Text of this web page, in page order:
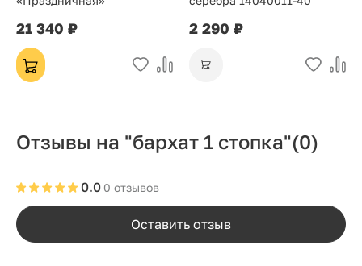
21 340 ₽ 2 290 ₽
Отзывы на "бархат 1 стопка"(0)
0 отзывов
0.0
Оставить отзыв